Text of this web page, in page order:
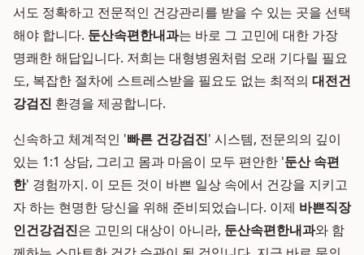
서도 정확하고 전문적인 건강관리를 받을 수 있는 곳을 선택
해야 합니다. 둔산속편한내과는 바로 그 고민에 대한 가장
명쾌한 해답입니다. 저희는 대형병원처럼 오래 기다릴 필요
도, 복잡한 절차에 스트레스받을 필요도 없는 최적의 대전건
강검진 환경을 제공합니다.
신속하고 체계적인 '빠른 건강검진' 시스템, 전문의의 깊이
있는 1:1 상담, 그리고 몸과 마음이 모두 편안한 '둔산 속편
한' 경험까지. 이 모든 것이 바쁜 일상 속에서 건강을 지키고
자 하는 현명한 당신을 위해 준비되었습니다. 이제 바쁜직장
인건강검진은 고민의 대상이 아니라, 둔산속편한내과와 함